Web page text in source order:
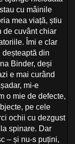
cu mâinile
mea viață, știu
de cuvânt chiar
Îmi e clar
deșteaptă din
Binder, deși
e mai curând
mi-e
o mie de defecte,
pe cele
ochii cu dezgust
spinare. Dar
– și nu-s puțini,